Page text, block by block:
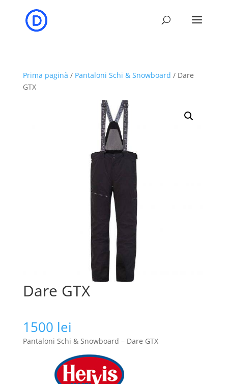
Prima pagină / Pantaloni Schi & Snowboard / Dare
GTX
Dare GTX
1500 lei
Pantaloni Schi & Snowboard – Dare GTX